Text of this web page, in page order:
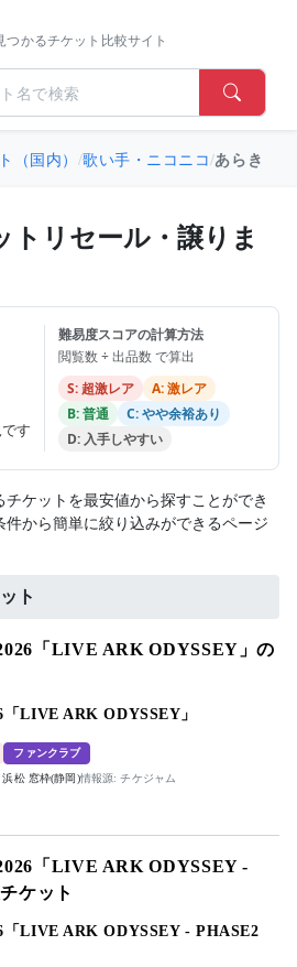
つかるチケット比較サイト
（国内） /歌い手・ニコニコ/あらき
トリセール・譲りま
す
難易度スコアの計算方法
閲覧数 ÷ 出品数 で算出
S: 超激レア
A: 激レア
B: 普通
C: やや余裕あり
D: 入手しやすい
ケットを最安値から探すことができ
から簡単に絞り込みができるページ
ト
「LIVE ARK ODYSSEY」の
LIVE ARK ODYSSEY」
ファンクラブ
浜松 窓枠(静岡)情報源: チケジャム
「LIVE ARK ODYSSEY -
ケット
「LIVE ARK ODYSSEY - PHASE2